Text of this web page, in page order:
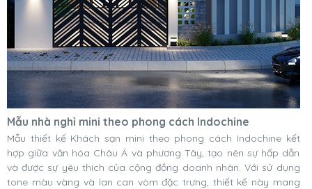
Mẫu nhà nghỉ mini theo phong cách Indochine
Mẫu thiết kế Khách sạn mini theo phong cách Indochine kết
hợp giữa văn hóa Châu Á và phương Tây, tạo nên sự hấp dẫn
và được sự yêu thích của cộng đồng doanh nhân.Với sử dụng
tone màu vàng và lan can vòm đặc trưng, thiết kế này mang